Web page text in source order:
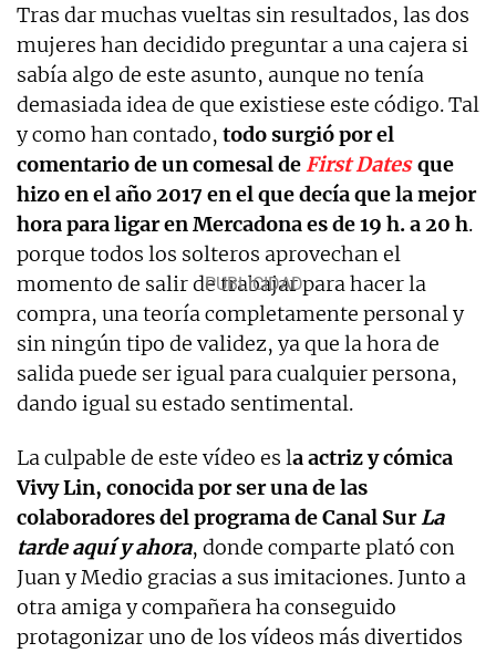
Tras dar muchas vueltas sin resultados, las dos
mujeres han decidido preguntar a una cajera si
sabía algo de este asunto, aunque no tenía
demasiada idea de que existiese este código. Tal
y como han contado, todo surgió por el
comentario de un comesal deFirst Datesque
hizo en el año 2017 en el que decía que la mejor
hora para ligar en Mercadona es de 19 h. a 20 h.
porque todos los solteros aprovechan el
momento de salir de trabajar para hacer la
compra, una teoría completamente personal y
sin ningún tipo de validez, ya que la hora de
salida puede ser igual para cualquier persona,
dando igual su estado sentimental.
La culpable de este vídeo es la actriz y cómica
Vivy Lin, conocida por ser una de las
colaboradores del programa de Canal SurLa
tarde aquí y ahora, donde comparte plató con
Juan y Medio gracias a sus imitaciones. Junto a
otra amiga y compañera ha conseguido
protagonizar uno de los vídeos más divertidos